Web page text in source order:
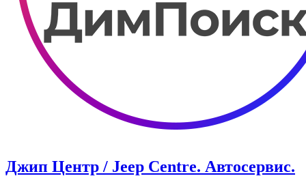
Джип Центр / Jeep Centre. Автосервис.